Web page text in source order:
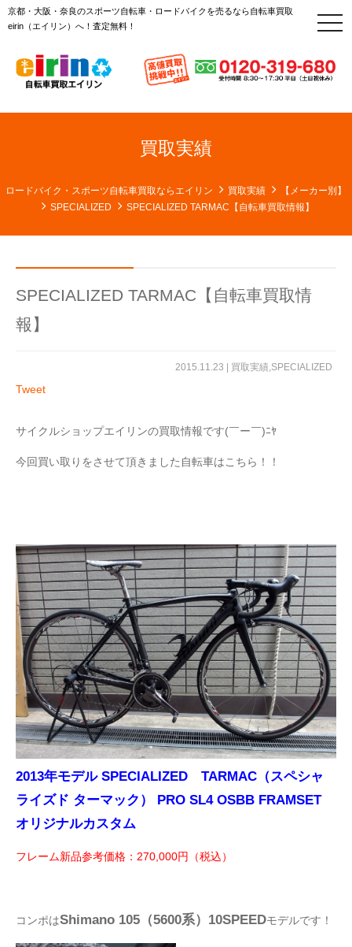
京都・大阪・奈良のスポーツ自転車・ロードバイクを売るなら自転車買取
eirin（エイリン）へ！査定無料！
t
o
l
e
v
o
n
買取実績
ロードバイク・スポーツ自転車買取ならエイリン 買取実績
【メーカー別】
SPECIALIZED
SPECIALIZED TARMAC【自転車買取情報】
SPECIALIZED TARMAC【自転車買取情
報】
2015.11.23 | 買取実績,SPECIALIZED
Tweet
サイクルショップエイリンの買取情報です(￣ー￣)ﾆﾔ
今回買い取りをさせて頂きました自転車はこちら！！
2013年モデル SPECIALIZED TARMAC（スペシャ
ライズド ターマック） PRO SL4 OSBB FRAMSET
オリジナルカスタム
フレーム新品参考価格：270,000円（税込）
コンポはShimano 105（5600系）10SPEEDモデルです！